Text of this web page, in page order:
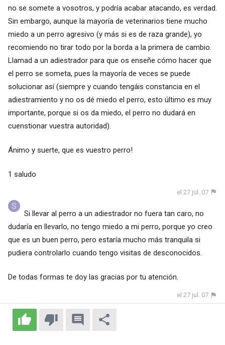
no se somete a vosotros, y podría acabar atacando, es verdad.
Sin embargo, aunque la mayoría de veterinarios tiene mucho
miedo a un perro agresivo (y más si es de raza grande), yo
recomiendo no tirar todo por la borda a la primera de cambio.
Llamad a un adiestrador para que os enseñe cómo hacer que
el perro se someta, pues la mayoría de veces se puede
solucionar así (siempre y cuando tengáis constancia en el
adiestramiento y no os dé miedo el perro, esto último es muy
importante, porque si os da miedo, el perro no dudará en
cuenstionar vuestra autoridad).
Ánimo y suerte, que es vuestro perro!
1 saludo
el 27 jul. 07
Si llevar al perro a un adiestrador no fuera tan caro, no
dudaría en llevarlo, no tengo miedo a mi perro, porque yo creo
que es un buen perro, pero estaría mucho más tranquila si
pudiera controlarlo cuando tengo visitas de desconocidos.
De todas formas te doy las gracias por tu atención.
el 27 jul. 07